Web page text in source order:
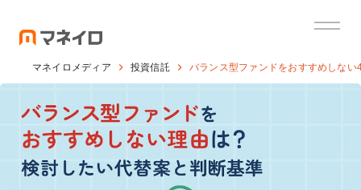
マネイロメディア 投資信託 バランス型ファンドをおすすめしな